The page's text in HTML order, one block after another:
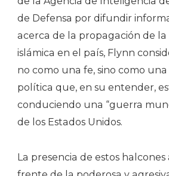
de Defensa por difundir
acerca de la propagación de la
islámica en el país, Flynn
no como una fe, sino como
política que, en su entender,
conduciendo una “guerra
de los Estados Unidos.
La presencia de estos halcones